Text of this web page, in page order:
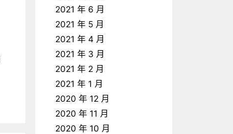
2021 年 6 月
2021 年 5 月
2021 年 4 月
2021 年 3 月
2021 年 2 月
2021 年 1 月
2020 年 12 月
2020 年 11 月
2020 年 10 月